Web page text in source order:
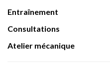
Entraînement
Consultations
Atelier mécanique